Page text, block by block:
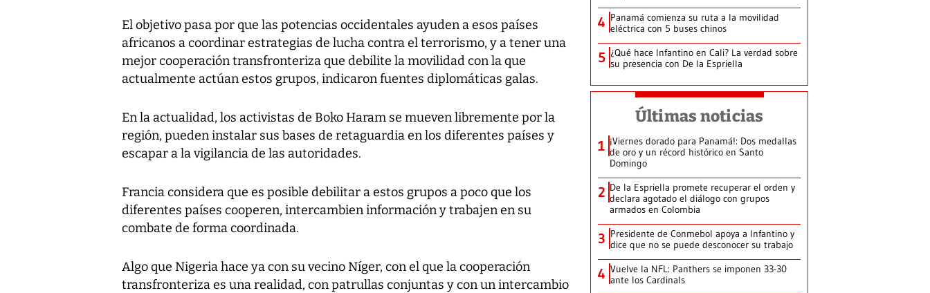
El objetivo pasa por que las potencias occidentales ayuden a esos países
africanos a coordinar estrategias de lucha contra el terrorismo, y a tener una
mejor cooperación transfronteriza que debilite la movilidad con la que
actualmente actúan estos grupos, indicaron fuentes diplomáticas galas.
En la actualidad, los activistas de Boko Haram se mueven libremente por la
región, pueden instalar sus bases de retaguardia en los diferentes países y
escapar a la vigilancia de las autoridades.
Francia considera que es posible debilitar a estos grupos a poco que los
diferentes países cooperen, intercambien información y trabajen en su
combate de forma coordinada.
Algo que Nigeria hace ya con su vecino Níger, con el que la cooperación
transfronteriza es una realidad, con patrullas conjuntas y con un intercambio
4 Panamá comienza su ruta a la movilidad
eléctrica con 5 buses chinos
5 ¿Qué hace Infantino en Cali? La verdad sobre
su presencia con De la Espriella
Últimas noticias
1 ¡Viernes dorado para Panamá!: Dos medallas
de oro y un récord histórico en Santo
Domingo
2 De la Espriella promete recuperar el orden y
declara agotado el diálogo con grupos
armados en Colombia
3 Presidente de Conmebol apoya a Infantino y
dice que no se puede desconocer su trabajo
4 Vuelve la NFL: Panthers se imponen 33-30
ante los Cardinals